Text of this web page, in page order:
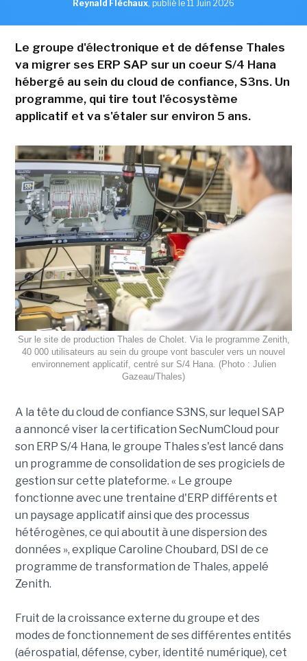
Reynald Fléchaux, publié le 11 Juin 2026
Le groupe d'électronique et de défense Thales
va migrer ses ERP SAP sur un coeur S/4 Hana
hébergé au sein du cloud de confiance, S3ns. Un
programme, qui tire tout l'écosystème
applicatif et va s'étaler sur environ 5 ans.
Sur le site de production Thales de Cholet. Via le programme Zenith,
40 000 utilisateurs au sein du groupe vont basculer vers un nouvel
environnement applicatif, centré sur S/4 Hana. (Photo : Julien
Gazeau/Thales)
A la tête du cloud de confiance S3NS, sur lequel SAP
a annoncé viser la certification SecNumCloud pour
son ERP S/4 Hana, le groupe Thales s'est lancé dans
un programme de consolidation de ses progiciels de
gestion sur cette plateforme. « Le groupe
fonctionne avec une trentaine d'ERP différents et
un paysage applicatif ainsi que des processus
hétérogènes, ce qui aboutit à une dispersion des
données », explique Caroline Choubard, DSI de ce
programme de transformation de Thales, appelé
Zenith.
Fruit de la croissance externe du groupe et des
modes de fonctionnement de ses différentes entités
(aérospatial, défense, cyber, identité numérique), cet